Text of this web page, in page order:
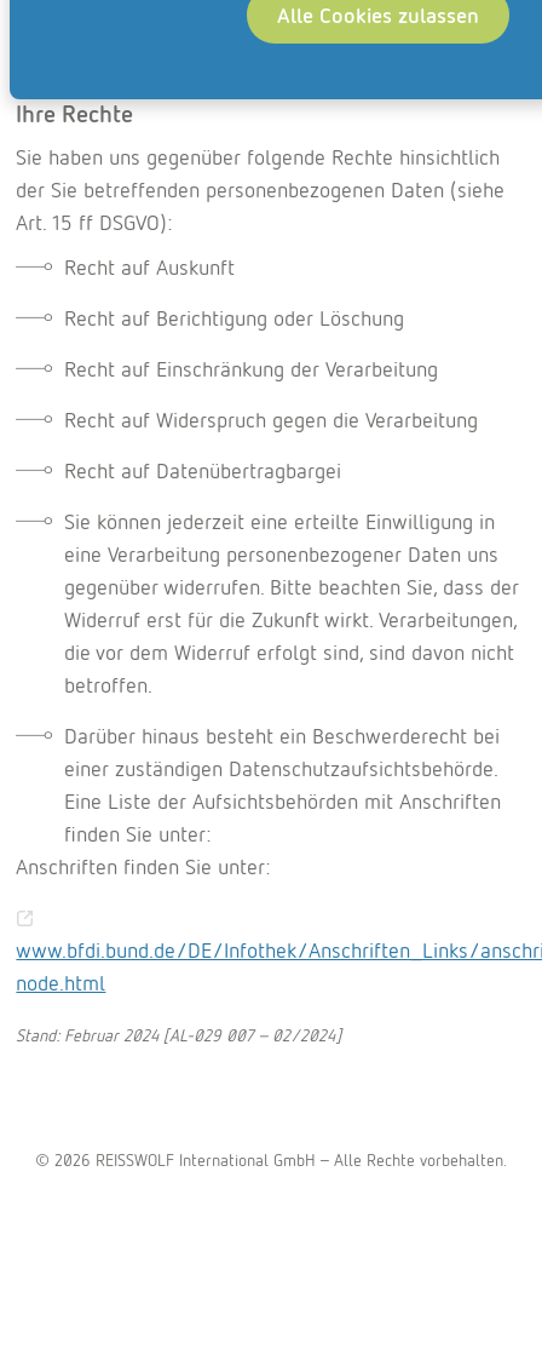
Alle Cookies zulassen
Ihre Rechte
Sie haben uns gegenüber folgende Rechte hinsichtlich
der Sie betreffenden personenbezogenen Daten (siehe
Art. 15 ff DSGVO):
Recht auf Auskunft
Recht auf Berichtigung oder Löschung
Recht auf Einschränkung der Verarbeitung
Recht auf Widerspruch gegen die Verarbeitung
Recht auf Datenübertragbargei
Sie können jederzeit eine erteilte Einwilligung in
eine Verarbeitung personenbezogener Daten uns
gegenüber widerrufen. Bitte beachten Sie, dass der
Widerruf erst für die Zukunft wirkt. Verarbeitungen,
die vor dem Widerruf erfolgt sind, sind davon nicht
betroffen.
Darüber hinaus besteht ein Beschwerderecht bei
einer zuständigen Datenschutzaufsichtsbehörde.
Eine Liste der Aufsichtsbehörden mit Anschriften
finden Sie unter:
Anschriften finden Sie unter:
www.bfdi.bund.de/DE/Infothek/Anschriften_Links/
node.html
Stand: Februar 2024 [AL-029 007 - 02/2024]
© 2026 REISSWOLF International GmbH - Alle Rechte vorbehalten.